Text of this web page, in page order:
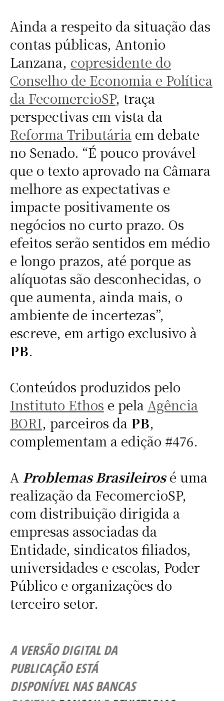
Ainda a respeito da situação das
contas públicas, Antonio
Lanzana, copresidente do
Conselho de Economia e Política
da FecomercioSP, traça
perspectivas em vista da
Reforma Tributáriaem debate
no Senado. “É pouco provável
que o texto aprovado na Câmara
melhore as expectativas e
impacte positivamente os
negócios no curto prazo. Os
efeitos serão sentidos em médio
e longo prazos, até porque as
alíquotas são desconhecidas, o
que aumenta, ainda mais, o
ambiente de incertezas”,
escreve, em artigo exclusivo à
PB.
Conteúdos produzidos pelo
Instituto Ethos e pelaAgência
BORI, parceiros da PB,
complementam a edição #476.
A Problemas Brasileirosé uma
realização da FecomercioSP,
com distribuição dirigida a
empresas associadas da
Entidade, sindicatos filiados,
universidades e escolas, Poder
Público e organizações do
terceiro setor.
A VERSÃO DIGITAL DA
PUBLICAÇÃO ESTÁ
DISPONÍVEL NAS BANCAS